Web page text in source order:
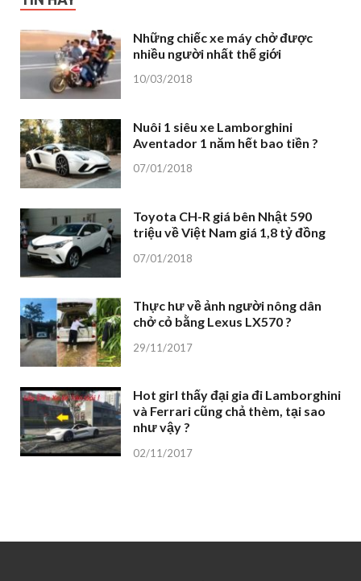
Những chiếc xe máy chở được
nhiều người nhất thế giới
10/03/2018
Nuôi 1 siêu xe Lamborghini
Aventador 1 năm hết bao tiền ?
07/01/2018
Toyota CH-R giá bên Nhật 590
triệu về Việt Nam giá 1,8 tỷ đồng
07/01/2018
Thực hư về ảnh người nông dân
chở cỏ bằng Lexus LX570 ?
29/11/2017
Hot girl thấy đại gia đi Lamborghini
và Ferrari cũng chả thèm, tại sao
như vậy ?
02/11/2017